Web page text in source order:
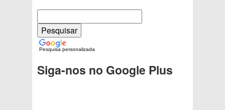
Pesquisa personalizada
Siga-nos no Google Plus